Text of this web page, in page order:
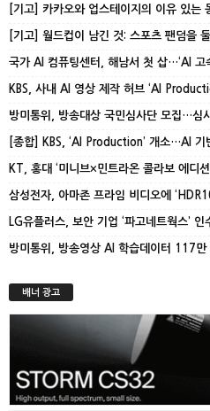
[기고] 카카오와 업스테이지의 이유 있는
[기고] 월드컵이 남긴 것: 스포츠 팬덤을
국가 AI 컴퓨팅센터, 해남서 첫 삽…‘AI 고
KBS, 사내 AI 영상 제작 허브 ‘AI
방미통위, 방송대상 국민심사단 모집…심
[종합] KBS, ‘AI Production’ 개소…AI 기
KT, 홍대 ‘미니브×민트라온 콜라보 에디
삼성전자, 아마존 프라임 비디오에
LG유플러스, 보안 기업 ‘파고네트웍스’
방미통위, 방송영상 AI 학습데이터 117만
배너 광고